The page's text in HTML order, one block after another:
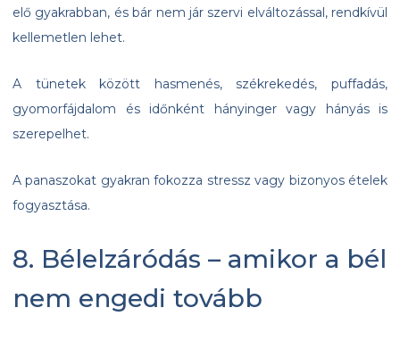
elő gyakrabban, és bár nem jár szervi elváltozással, rendkívül
kellemetlen lehet.
A tünetek között hasmenés, székrekedés, puffadás,
gyomorfájdalom és időnként hányinger vagy hányás is
szerepelhet.
A panaszokat gyakran fokozza stressz vagy bizonyos ételek
fogyasztása.
8. Bélelzáródás – amikor a bél
nem engedi tovább